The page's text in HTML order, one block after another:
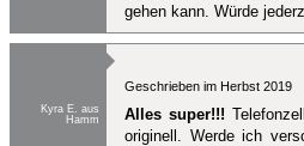
gehen kann. Würde
Kyra E. aus
Hamm
Geschrieben im Herbst 2019
Alles super!!!
originell. Werde ich